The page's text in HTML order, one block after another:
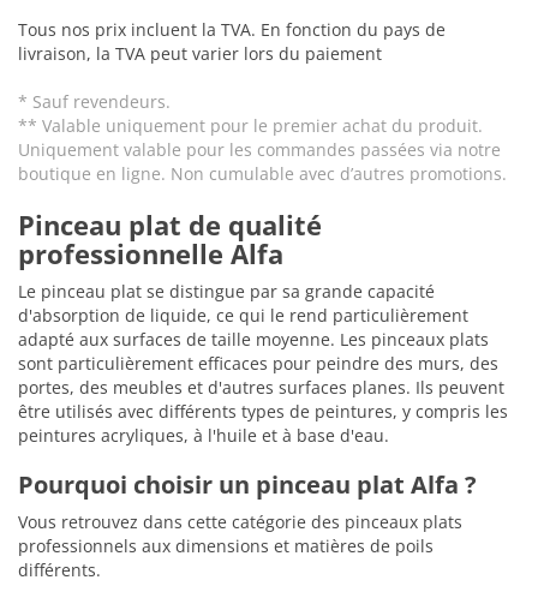
Tous nos prix incluent la TVA. En fonction du pays de
livraison, la TVA peut varier lors du paiement
* Sauf revendeurs.
** Valable uniquement pour le premier achat du produit.
Uniquement valable pour les commandes passées via notre
boutique en ligne. Non cumulable avec d’autres promotions.
Pinceau plat de qualité
professionnelle Alfa
Le pinceau plat se distingue par sa grande capacité
d'absorption de liquide, ce qui le rend particulièrement
adapté aux surfaces de taille moyenne. Les pinceaux plats
sont particulièrement efficaces pour peindre des murs, des
portes, des meubles et d'autres surfaces planes. Ils peuvent
être utilisés avec différents types de peintures, y compris les
peintures acryliques, à l'huile et à base d'eau.
Pourquoi choisir un pinceau plat Alfa ?
Vous retrouvez dans cette catégorie des pinceaux plats
professionnels aux dimensions et matières de poils
différents.